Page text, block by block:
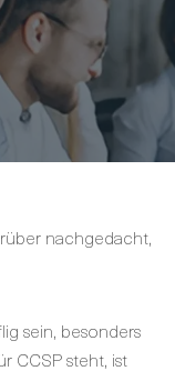
nachgedacht,
sein, besonders
CCSP steht, ist